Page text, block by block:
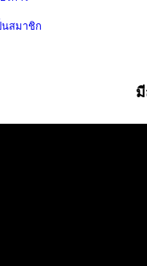
นสมาชิก